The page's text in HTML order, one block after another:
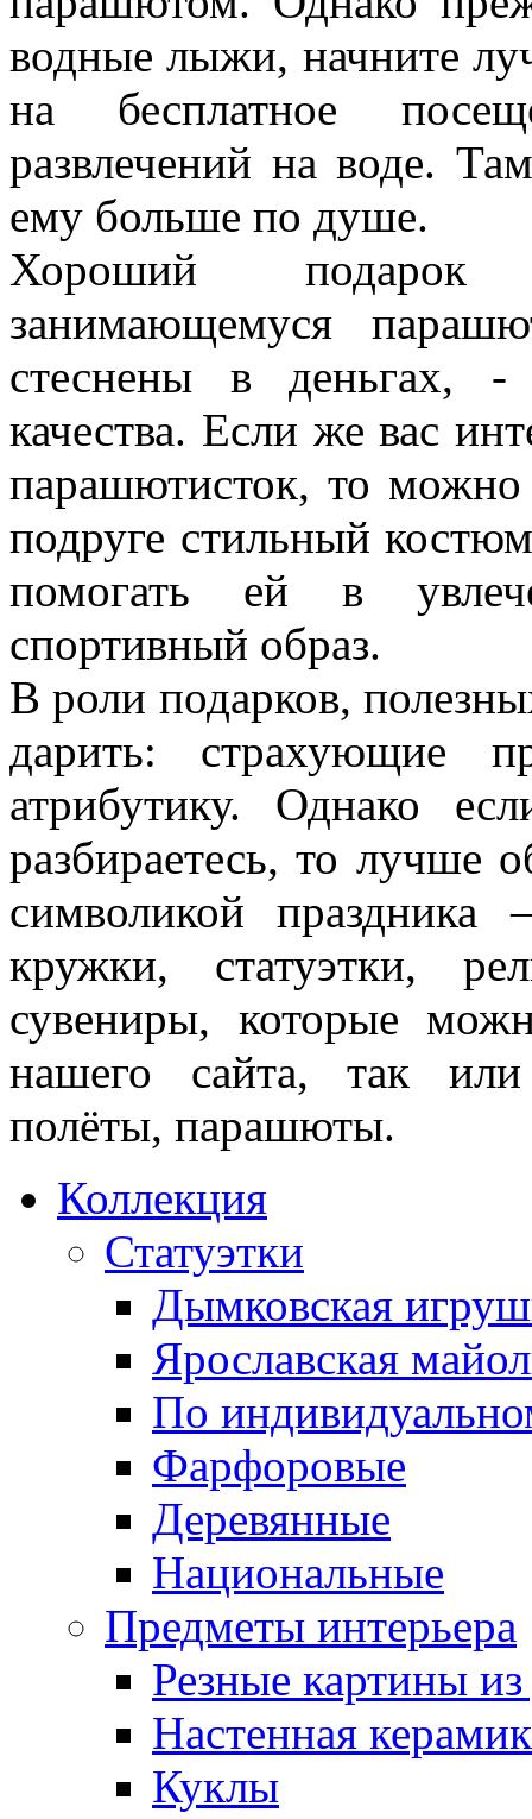
водные лыжи, начните
на бесплатное
развлечений на воде.
ему больше по душе.
Хороший подарок
занимающемуся
стеснены в деньгах, -
качества. Если же вас
парашютисток, то можно
подруге стильный
помогать ей в
спортивный образ.
В роли подарков,
дарить: страхующие
атрибутику. Однако
разбираетесь, то лучше
символикой
кружки, статуэтки,
сувениры, которые
нашего сайта, так
полёты, парашюты.
Коллекция
Статуэтки
Дымковская
Ярославская
По
Фарфоровые
Деревянные
Национальные
Предметы интерьера
Резные картины из
Настенная
Куклы